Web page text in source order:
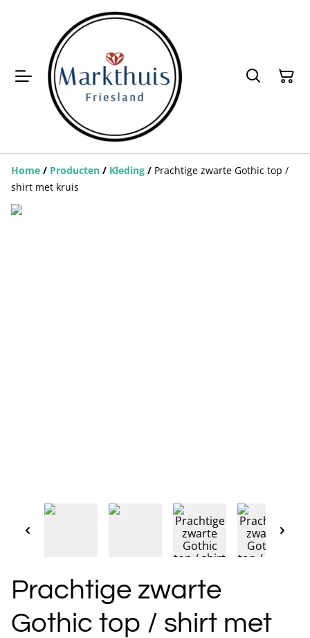
Home / Producten / Kleding / Prachtige zwarte Gothic top /
shirt met kruis
Prachtige zwarte
Gothic top / shirt met